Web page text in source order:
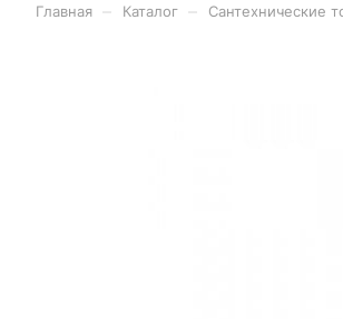
Главная Каталог Сантехнические
Корпус